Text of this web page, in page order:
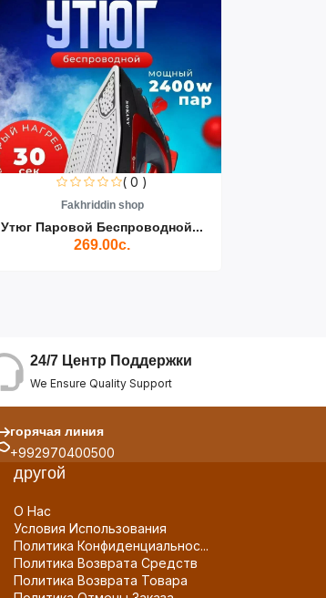
( 0 )
Fakhriddin shop
Утюг Паровой Беспроводной...
269.00с.
24/7 Центр Поддержки
We Ensure Quality Support
горячая линия
+992970400500
другой
О Нас
Условия Использования
Политика Конфиденциальнос...
Политика Возврата Средств
Политика Возврата Товара